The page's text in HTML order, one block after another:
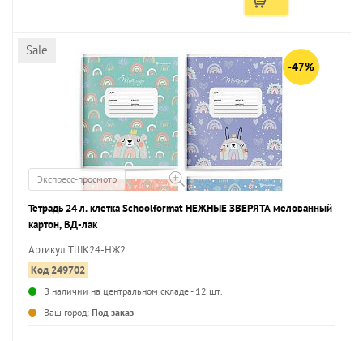
Sale
-47%
Экспресс-просмотр
Тетрадь 24 л. клетка Schoolformat НЕЖНЫЕ ЗВЕРЯТА мелованный
картон, ВД-лак
Артикул ТШК24-НЖ2
Код 249702
В наличии на центральном складе - 12 шт.
Ваш город: Под заказ